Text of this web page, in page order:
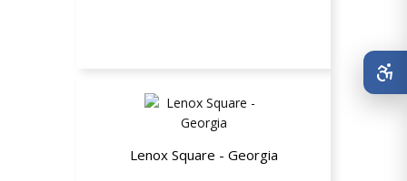
Lenox Square - Georgia